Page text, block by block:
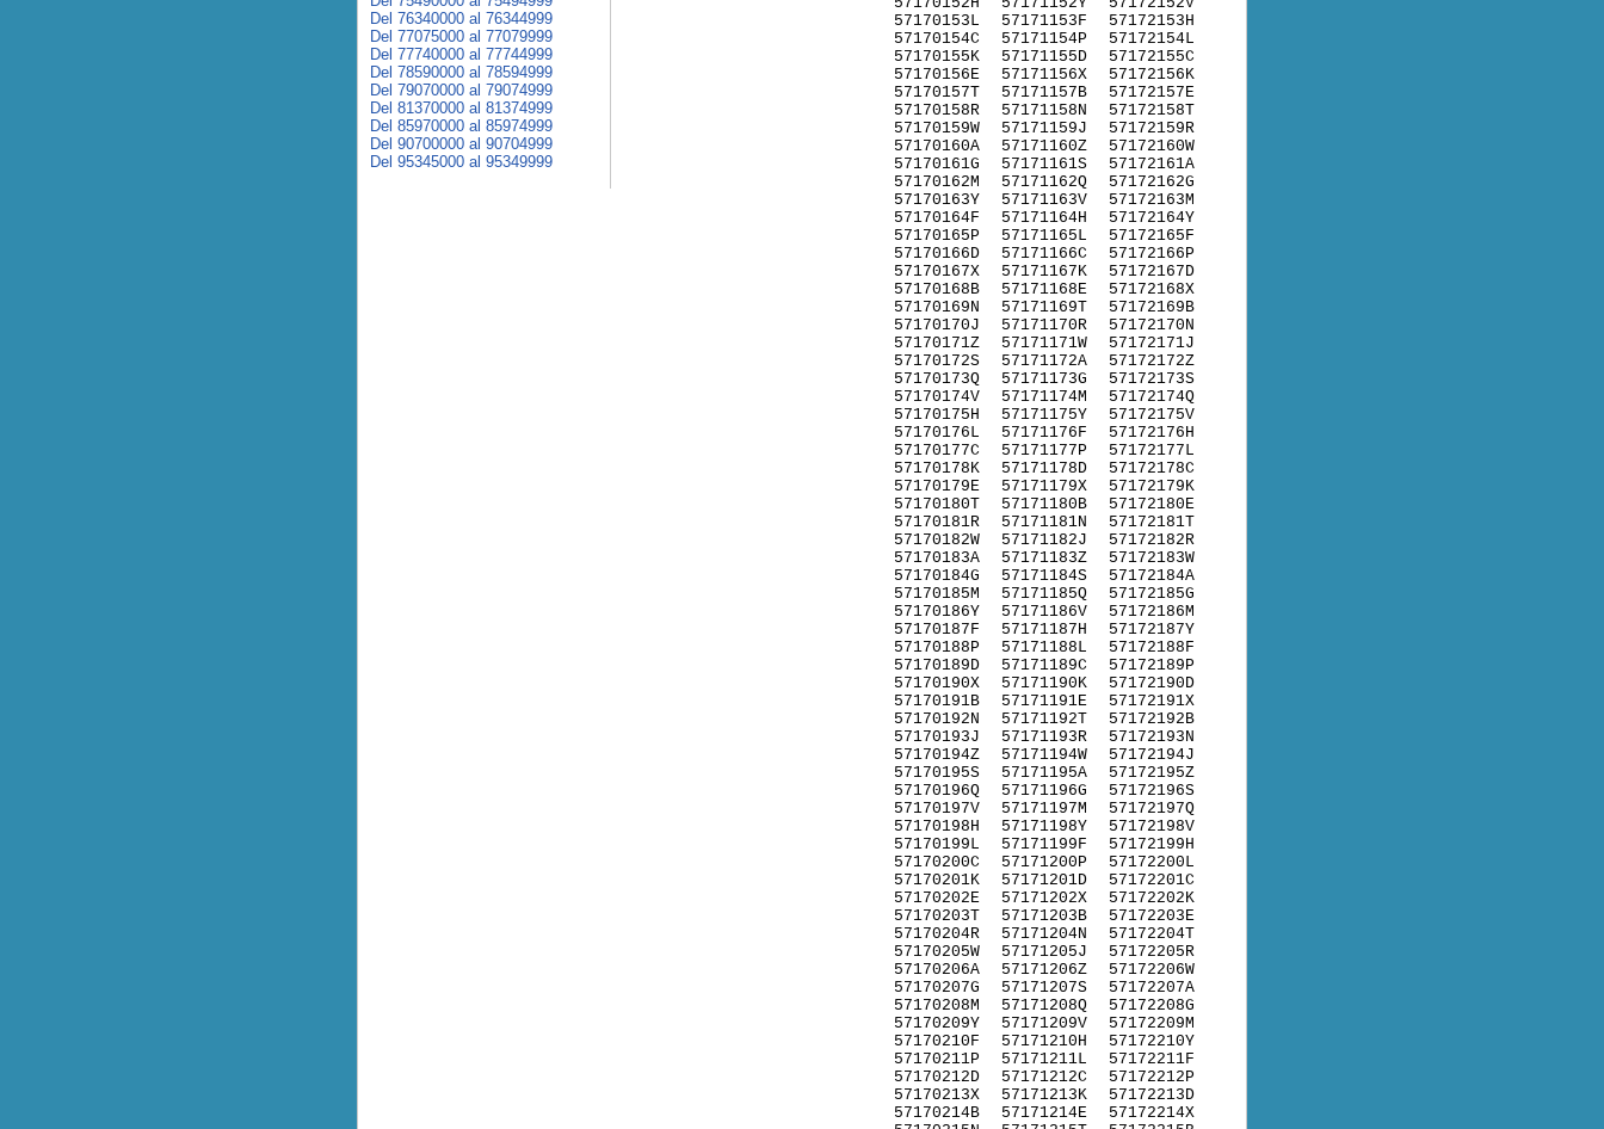
57170153L
57170154C
57170155K
57170156E
57170157T
57170158R
57170159W
57170160A
57170161G
57170162M
57170163Y
57170164F
57170165P
57170166D
57170167X
57170168B
57170169N
57170170J
57170171Z
57170172S
57170173Q
57170174V
57170175H
57170176L
57170177C
57170178K
57170179E
57170180T
57170181R
57170182W
57170183A
57170184G
57170185M
57170186Y
57170187F
57170188P
57170189D
57170190X
57170191B
57170192N
57170193J
57170194Z
57170195S
57170196Q
57170197V
57170198H
57170199L
57170200C
57170201K
57170202E
57170203T
57170204R
57170205W
57170206A
57170207G
57170208M
57170209Y
57170210F
57170211P
57170212D
57170213X
57170214B
57171153F
57171154P
57171155D
57171156X
57171157B
57171158N
57171159J
57171160Z
57171161S
57171162Q
57171163V
57171164H
57171165L
57171166C
57171167K
57171168E
57171169T
57171170R
57171171W
57171172A
57171173G
57171174M
57171175Y
57171176F
57171177P
57171178D
57171179X
57171180B
57171181N
57171182J
57171183Z
57171184S
57171185Q
57171186V
57171187H
57171188L
57171189C
57171190K
57171191E
57171192T
57171193R
57171194W
57171195A
57171196G
57171197M
57171198Y
57171199F
57171200P
57171201D
57171202X
57171203B
57171204N
57171205J
57171206Z
57171207S
57171208Q
57171209V
57171210H
57171211L
57171212C
57171213K
57171214E
57172153H
57172154L
57172155C
57172156K
57172157E
57172158T
57172159R
57172160W
57172161A
57172162G
57172163M
57172164Y
57172165F
57172166P
57172167D
57172168X
57172169B
57172170N
57172171J
57172172Z
57172173S
57172174Q
57172175V
57172176H
57172177L
57172178C
57172179K
57172180E
57172181T
57172182R
57172183W
57172184A
57172185G
57172186M
57172187Y
57172188F
57172189P
57172190D
57172191X
57172192B
57172193N
57172194J
57172195Z
57172196S
57172197Q
57172198V
57172199H
57172200L
57172201C
57172202K
57172203E
57172204T
57172205R
57172206W
57172207A
57172208G
57172209M
57172210Y
57172211F
57172212P
57172213D
57172214X
Del 76340000 al 76344999
Del 77075000 al 77079999
Del 77740000 al 77744999
Del 78590000 al 78594999
Del 79070000 al 79074999
Del 81370000 al 81374999
Del 85970000 al 85974999
Del 90700000 al 90704999
Del 95345000 al 95349999